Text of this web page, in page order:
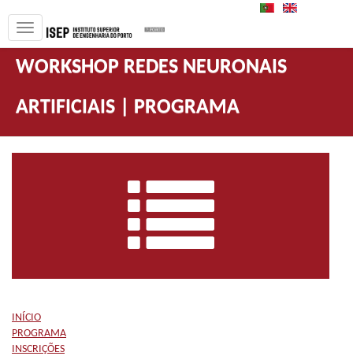
PT
WORKSHOP REDES NEURONAIS
ARTIFICIAIS | PROGRAMA
INÍCIO
PROGRAMA
INSCRIÇÕES